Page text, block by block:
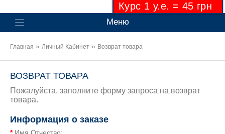
Курс 1 у.е. = 45 грн
Меню
Главная » Личный Кабинет » Возврат товара
ВОЗВРАТ ТОВАРА
Пожалуйста, заполните форму запроса на возврат
товара.
Информация о заказе